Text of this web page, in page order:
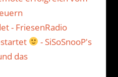
- FriesenRadio
- SiSoSnooP's
das